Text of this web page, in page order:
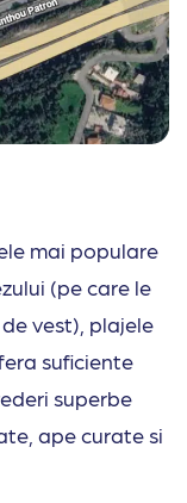
mai populare
(pe care le
vest), plajele
suficiente
superbe
ape curate si